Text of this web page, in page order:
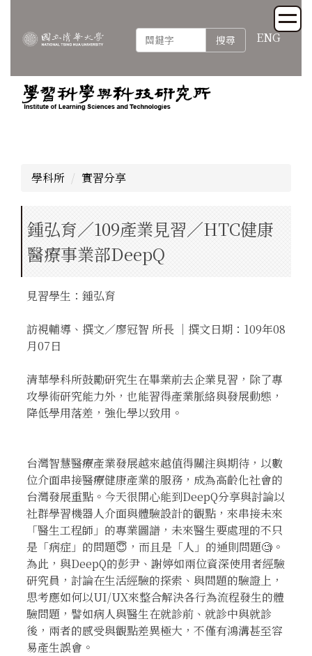
內
搜尋 ENG
學科所 實習分享
鍾弘育／109產業見習／HTC健康
醫療事業部DeepQ
見習學生：鍾弘育
訪視輔導、撰文／廖冠智 所長 ｜撰文日期：109年08
月07日
清華學科所鼓勵研究生在畢業前去企業見習，除了專
攻學術研究能力外，也能習得產業脈絡與發展動態，
降低學用落差，強化學以致用。
台灣智慧醫療產業發展越來越值得關注與期待，以數
位介面串接醫療健康產業的服務，成為高齡化社會的
台灣發展重點。今天很開心能到DeepQ分享與討論以
社群學習機器人介面與體驗設計的觀點，來串接未來
「醫生工程師」的專業圖譜，未來醫生要處理的不只
是「病症」的問題😇，而且是「人」的通則問題🧐。
為此，與DeepQ的彭尹、謝婷如兩位資深使用者經驗
研究員，討論在生活經驗的探索、與問題的驗證上，
思考應如何以UI/UX來整合解決各行為流程發生的體
驗問題，譬如病人與醫生在就診前、就診中與就診
後，兩者的感受與觀點差異極大，不僅有鴻溝甚至容
易產生誤會。